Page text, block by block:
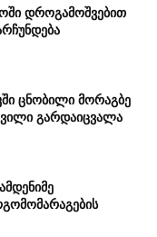
დროგამოშვებით
ცნობილი მორაგბე
გარდაიცვალა